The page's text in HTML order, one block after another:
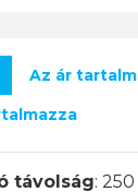
Az ár
távolság: